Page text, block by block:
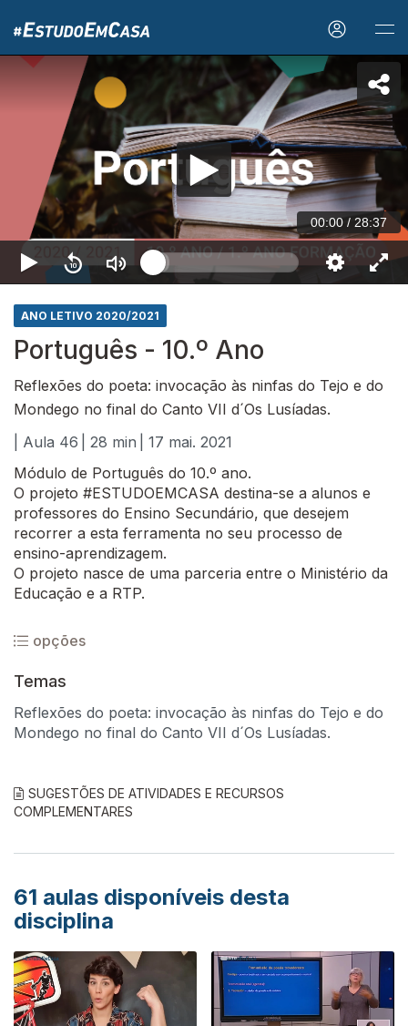
00:00 / 28:37
ANO LETIVO 2020/2021
Português - 10.º Ano
Reflexões do poeta: invocação às ninfas do Tejo e do
Mondego no final do Canto VII d´Os Lusíadas.
| Aula 46
| 28 min
| 17 mai. 2021
Módulo de Português do 10.º ano.
O projeto #ESTUDOEMCASA destina-se a alunos e
professores do Ensino Secundário, que desejem
recorrer a esta ferramenta no seu processo de
ensino-aprendizagem.
O projeto nasce de uma parceria entre o Ministério da
Educação e a RTP.
opções
Temas
Reflexões do poeta: invocação às ninfas do Tejo e do
Mondego no final do Canto VII d´Os Lusíadas.
SUGESTÕES DE ATIVIDADES E RECURSOS
COMPLEMENTARES
61 aulas disponíveis desta
disciplina